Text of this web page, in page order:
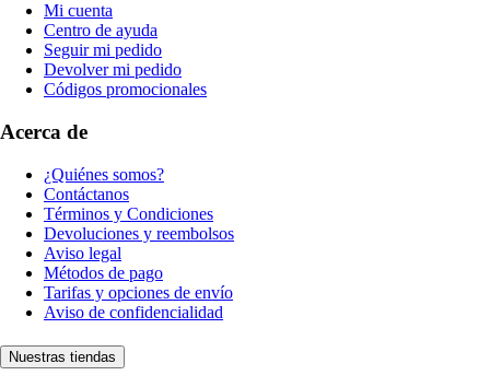
Mi cuenta
Centro de ayuda
Seguir mi pedido
Devolver mi pedido
Códigos promocionales
Acerca de
¿Quiénes somos?
Contáctanos
Términos y Condiciones
Devoluciones y reembolsos
Aviso legal
Métodos de pago
Tarifas y opciones de envío
Aviso de confidencialidad
Nuestras tiendas